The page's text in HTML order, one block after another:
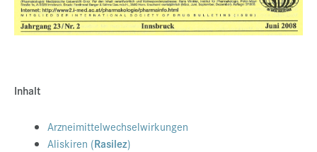
Internationales
Presse
Kontakt
Inhalt
Arzneimittelwechselwirkungen
Aliskiren (Rasilez)